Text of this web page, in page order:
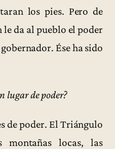
los pies. Pero de
da al pueblo el poder
Ése ha sido
lugar de poder?
de poder. El Triángulo
montañas locas, las